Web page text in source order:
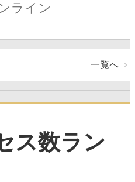
ライン
一覧へ
ス数ラン